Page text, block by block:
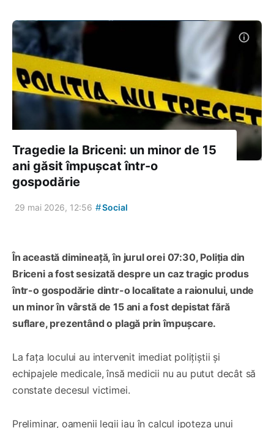
Tragedie la Briceni: un minor de 15
ani găsit împușcat într-o
gospodărie
29 mai 2026, 12:56 #Social
În această dimineață, în jurul orei 07:30, Poliția din
Briceni a fost sesizată despre un caz tragic produs
într-o gospodărie dintr-o localitate a raionului, unde
un minor în vârstă de 15 ani a fost depistat fără
suflare, prezentând o plagă prin împușcare.
La fața locului au intervenit imediat polițiștii și
echipajele medicale, însă medicii nu au putut decât să
constate decesul victimei.
Preliminar, oamenii legii iau în calcul ipoteza unui